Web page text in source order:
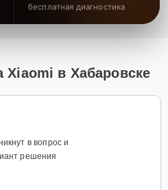
бесплатная диагностика
Xiaomi в Хабаровске
в вопрос и
решения